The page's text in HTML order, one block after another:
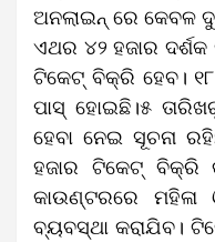
ଅନଲାଇନ୍ ରେ କେବଳ
ଏଥର ୪୨ ହଜାର ଦର୍ଶକ
ଟିକେଟ୍ ବିକ୍ରି ହେବ।
ପାସ୍‌ ହୋଇଛି।୫
ହେବା ନେଇ ସୂଚନା
ହଜାର ଟିକେଟ୍ ବିକ୍ରି
କାଉଣ୍ଟର​‌ରେ
ବ୍ୟବସ୍ଥା କରାଯିବ।